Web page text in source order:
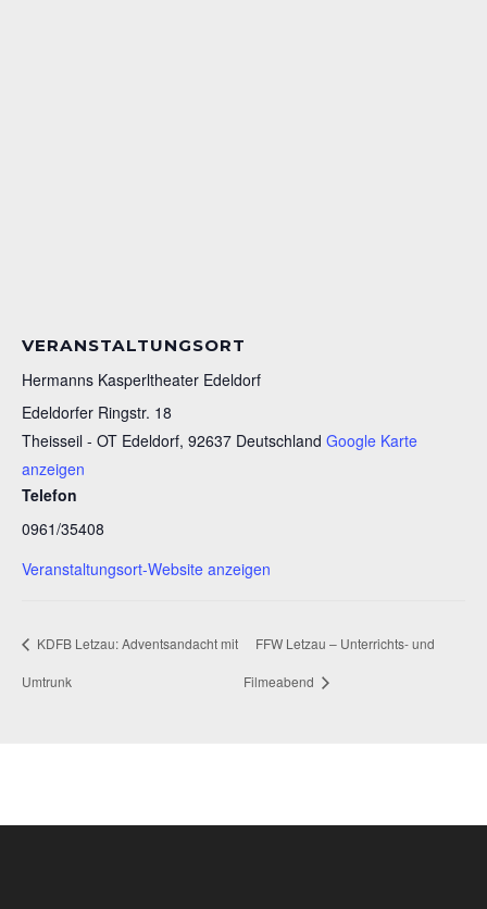
VERANSTALTUNGSORT
Hermanns Kasperltheater Edeldorf
Edeldorfer Ringstr. 18
Theisseil - OT Edeldorf, 92637 Deutschland Google Karte
anzeigen
Telefon
0961/35408
Veranstaltungsort-Website anzeigen
KDFB Letzau: Adventsandacht mit
Umtrunk
FFW Letzau – Unterrichts- und
Filmeabend